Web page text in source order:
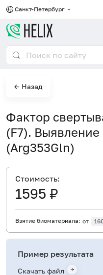
Санкт-Петербург
← Назад
Фактор
(F7). Выявление
(Arg353Gln)
Cтоимость:
1595 ₽
Взятие биоматериала: от
Пример результата
Скачать файл